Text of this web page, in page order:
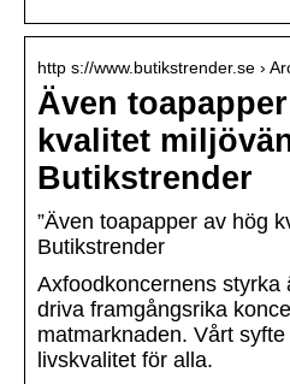
http s://www.butikstrender.se ›
Även
kvalitet
Butikstrender
”Även toapapper av hög
Butikstrender
Axfoodkoncernens styrka
driva framgångsrika
matmarknaden. Vårt
livskvalitet för alla.